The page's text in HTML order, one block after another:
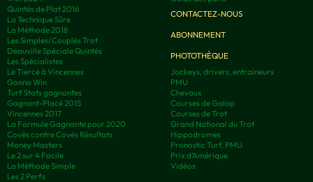
Quintés de Plat 2016
La Technique Sûre
La Méthode 2018
Les Simples/Couplés Trot
Deauville Spéciale Quintés
Les Spécialistes
Le Tiercé à Vincennes
Gonna Win
Turf Stats gagnantes
Gagnant-Placé 2015
Vincennes 2017
La Formule Gagnante pour 2020
Covès contre Covès Résultats
Money Masters
Le 2 sur 4 Facile
La Méthode Simple
Les 2 Perfs
CONTACTEZ-NOUS
ABONNEMENT
PHOTOTHÈQUE
Jockeys, drivers, entraineurs
PMU
Chevaux
Courses de Galop
Courses de Trot
Grand National du Trot
Hippodromes
Pronostic Turf, PMU
Prix d’Amérique
Vidéos